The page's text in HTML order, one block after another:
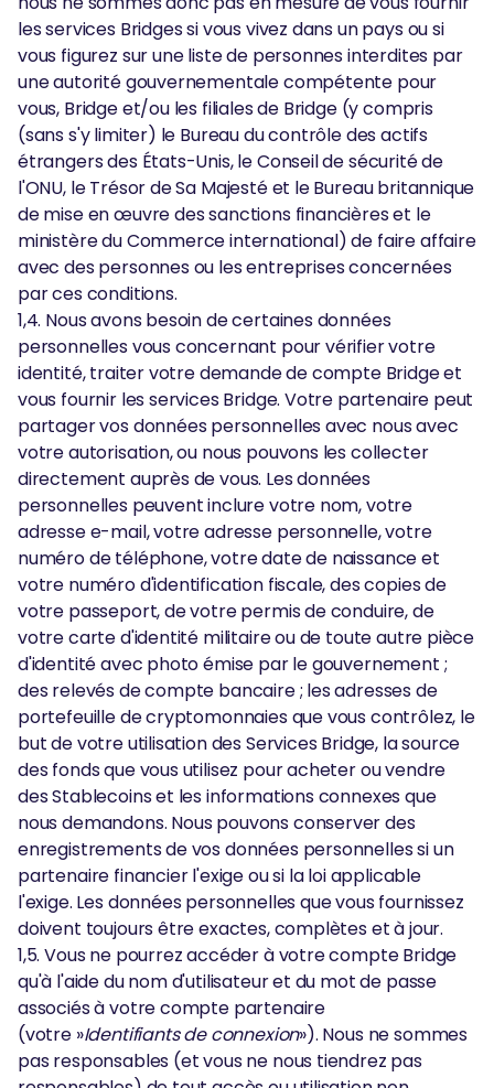
les services Bridges si vous vivez dans un pays ou si
vous figurez sur une liste de personnes interdites par
une autorité gouvernementale compétente pour
vous, Bridge et/ou les filiales de Bridge (y compris
(sans s'y limiter) le Bureau du contrôle des actifs
étrangers des États-Unis, le Conseil de sécurité de
l'ONU, le Trésor de Sa Majesté et le Bureau britannique
de mise en œuvre des sanctions financières et le
ministère du Commerce international) de faire affaire
avec des personnes ou les entreprises concernées
par ces conditions.
1,4. Nous avons besoin de certaines données
personnelles vous concernant pour vérifier votre
identité, traiter votre demande de compte Bridge et
vous fournir les services Bridge. Votre partenaire peut
partager vos données personnelles avec nous avec
votre autorisation, ou nous pouvons les collecter
directement auprès de vous. Les données
personnelles peuvent inclure votre nom, votre
adresse e-mail, votre adresse personnelle, votre
numéro de téléphone, votre date de naissance et
votre numéro d'identification fiscale, des copies de
votre passeport, de votre permis de conduire, de
votre carte d'identité militaire ou de toute autre pièce
d'identité avec photo émise par le gouvernement ;
des relevés de compte bancaire ; les adresses de
portefeuille de cryptomonnaies que vous contrôlez, le
but de votre utilisation des Services Bridge, la source
des fonds que vous utilisez pour acheter ou vendre
des Stablecoins et les informations connexes que
nous demandons. Nous pouvons conserver des
enregistrements de vos données personnelles si un
partenaire financier l'exige ou si la loi applicable
l'exige. Les données personnelles que vous fournissez
doivent toujours être exactes, complètes et à jour.
1,5. Vous ne pourrez accéder à votre compte Bridge
qu'à l'aide du nom d'utilisateur et du mot de passe
associés à votre compte partenaire
(votre »Identifiants de connexion»). Nous ne sommes
pas responsables (et vous ne nous tiendrez pas